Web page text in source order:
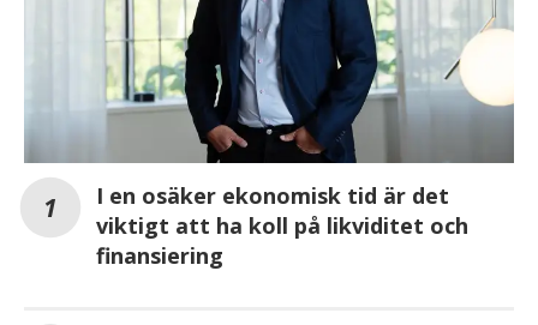
I en osäker ekonomisk tid är det
viktigt att ha koll på likviditet och
finansiering